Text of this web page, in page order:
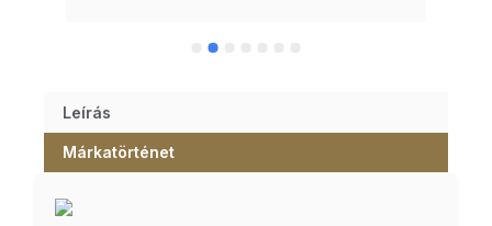
Leírás
Márkatörténet